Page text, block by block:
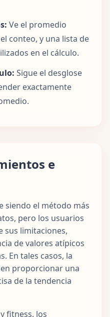
Ve el promedio
conteo, y una lista de
en el cálculo.
Sigue el desglose
exactamente
e
siendo el método más
pero los usuarios
sus limitaciones,
de valores atípicos
En tales casos, la
proporcionar una
de la tendencia
fitness, los